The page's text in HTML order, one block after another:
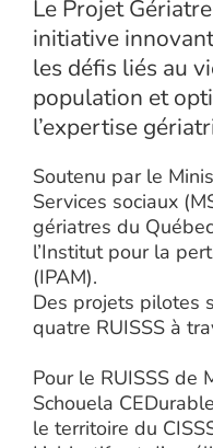
Le Projet
initiative
les défis liés au
population et
l’expertise
Soutenu par le
Services sociaux
gériatres du
l’Institut pour la
(IPAM).
Des projets pilotes
quatre RUISSS à
Pour le RUISSS de
Schouela
le territoire du